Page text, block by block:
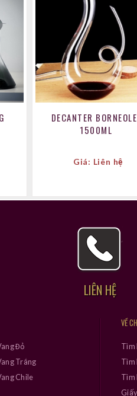
DECANTER
1500ML
Giá: Liên hệ
LIÊN HỆ
Đỏ
Trắng
Chile
VỀ
Tìm
Tìm
Tìm